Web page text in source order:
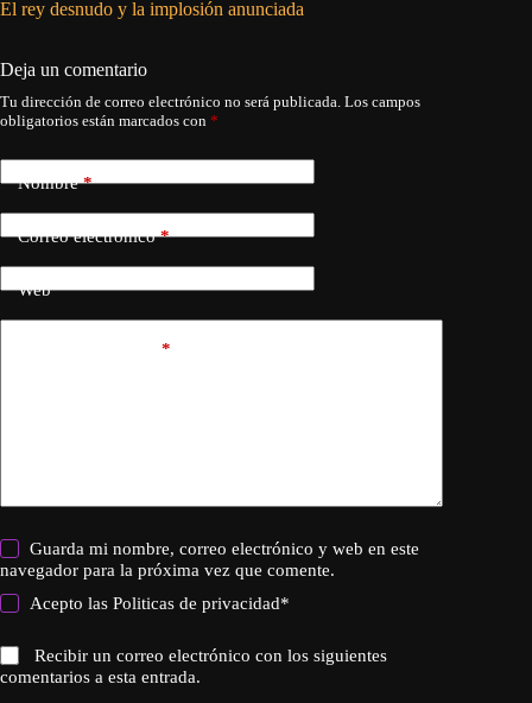
El rey desnudo y la implosión anunciada
Deja un comentario
Tu dirección de correo electrónico no será publicada. Los campos
obligatorios están marcados con *
Nombre*
Correo electrónico*
Web
*
Guarda mi nombre, correo electrónico y web en este
navegador para la próxima vez que comente.
Acepto lasPoliticas de privacidad*
Recibir un correo electrónico con los siguientes
comentarios a esta entrada.